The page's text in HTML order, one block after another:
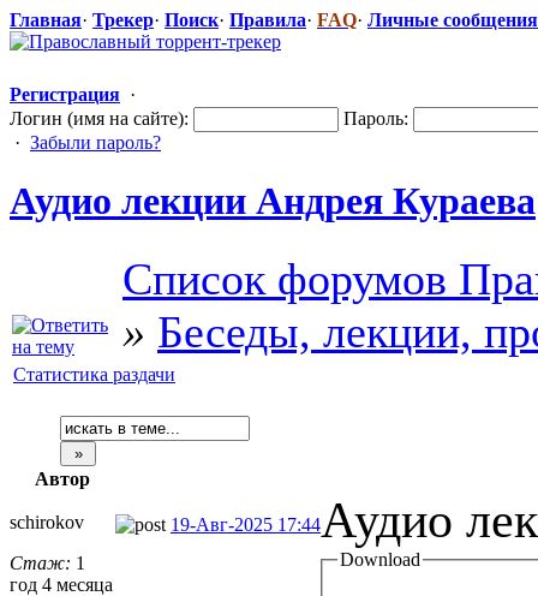
Главная· Трекер· Поиск· Правила· FAQ· Личные сообщения
Регистрация ·
Логин (имя на сайте):
Пароль:
· Забыли пароль?
Аудио лекции Андрея Кураева
Список форумов
» Беседы, лекции,
Статистика раздачи
Автор
schirokov
Стаж: 1
год 4 месяца
19-Авг-2025 17:44Аудио
Download